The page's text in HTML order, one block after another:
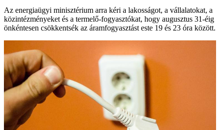
Az energiaügyi minisztérium arra kéri a lakosságot, a vállalatokat, a
közintézményeket és a termelő-fogyasztókat, hogy augusztus 31-éig
önkéntesen csökkentsék az áramfogyasztást este 19 és 23 óra között.